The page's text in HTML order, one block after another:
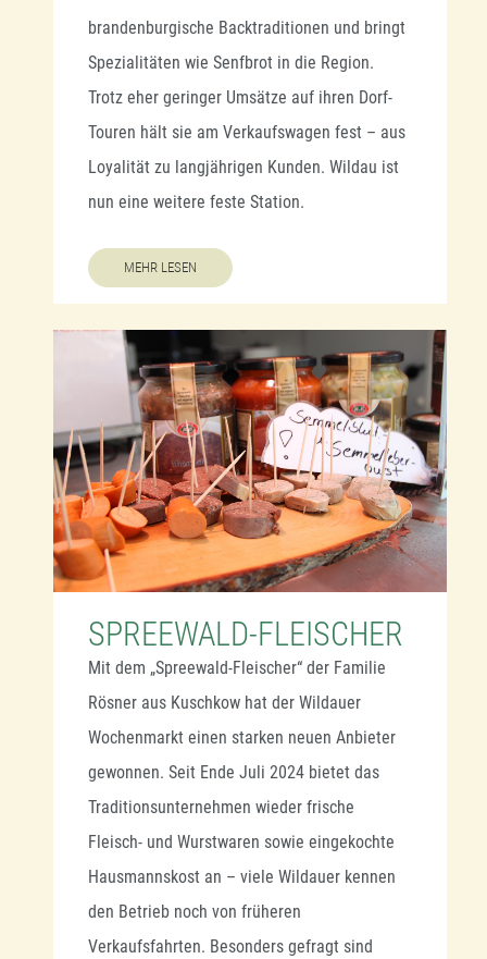
brandenburgische Backtraditionen und bringt
Spezialitäten wie Senfbrot in die Region.
Trotz eher geringer Umsätze auf ihren Dorf-
Touren hält sie am Verkaufswagen fest – aus
Loyalität zu langjährigen Kunden. Wildau ist
nun eine weitere feste Station.
MEHR LESEN
SPREEWALD-FLEISCHER
Mit dem „Spreewald-Fleischer“ der Familie
Rösner aus Kuschkow hat der Wildauer
Wochenmarkt einen starken neuen Anbieter
gewonnen. Seit Ende Juli 2024 bietet das
Traditionsunternehmen wieder frische
Fleisch- und Wurstwaren sowie eingekochte
Hausmannskost an – viele Wildauer kennen
den Betrieb noch von früheren
Verkaufsfahrten. Besonders gefragt sind